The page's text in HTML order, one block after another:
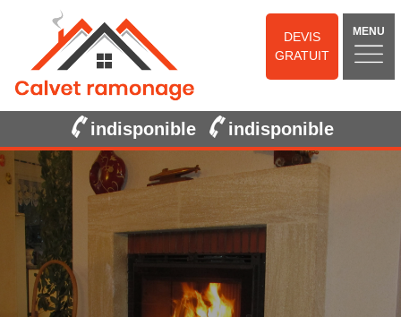
DEVIS
GRATUIT
MENU
indisponible indisponible